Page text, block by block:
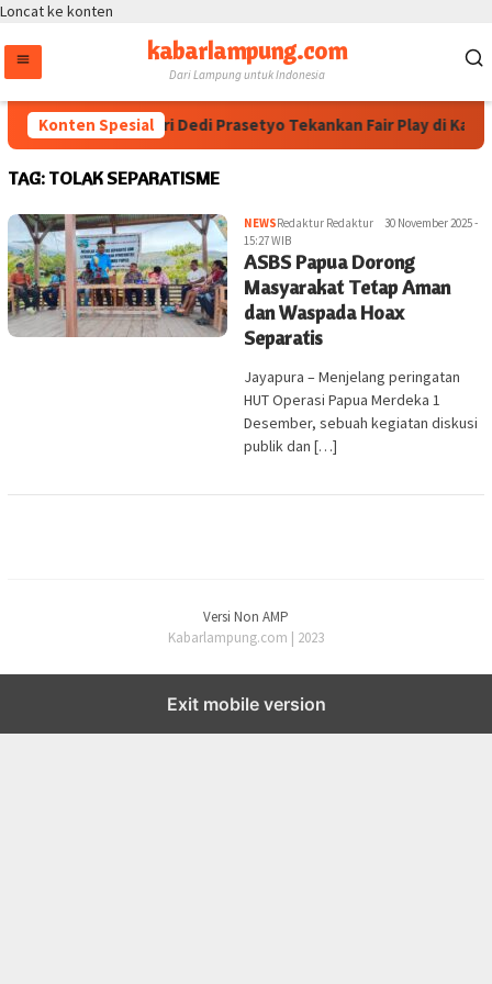
Loncat ke konten
kabarlampung.com
Dari Lampung untuk Indonesia
Konten Spesial
Wakapolri Dedi Prasetyo Tekankan Fair Play di
TAG: TOLAK SEPARATISME
NEWSRedaktur Redaktur
30 November 2025 -
15:27 WIB
ASBS Papua Dorong
Masyarakat Tetap Aman
dan Waspada Hoax
Separatis
Jayapura – Menjelang peringatan
HUT Operasi Papua Merdeka 1
Desember, sebuah kegiatan diskusi
publik dan […]
Versi Non AMP
Kabarlampung.com | 2023
Exit mobile version